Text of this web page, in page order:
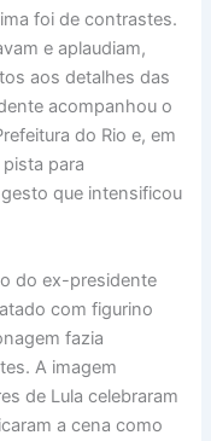
foi de contrastes.
e aplaudiam,
aos detalhes das
acompanhou o
do Rio e, em
para
que intensificou
do ex-presidente
com figurino
fazia
A imagem
de Lula celebraram
a cena como